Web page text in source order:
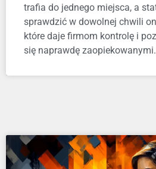
trafia do jednego miejsca, a
sprawdzić w dowolnej chwili
które daje firmom kontrolę i
się naprawdę zaopiekowanymi.